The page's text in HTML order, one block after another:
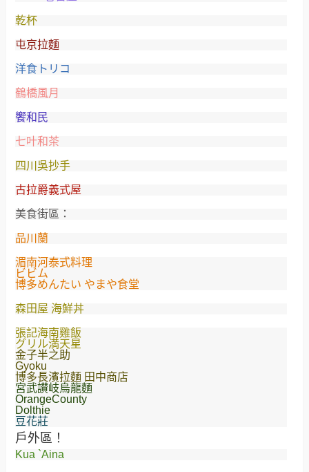
乾杯
屯京拉麵
洋食トリコ
鶴橋風月
饗和民
七叶和茶
四川吳抄手
古拉爵義式屋
美食街區：
品川蘭
湄南河泰式料理
ビビム
博多めんたい やまや食堂
森田屋 海鮮丼
張記海南雞飯
グリル満天星
金子半之助
Gyoku
博多長濱拉麵 田中商店
宮武讃岐烏龍麵
OrangeCounty
Dolthie
豆花莊
戶外區！
Kua `Aina